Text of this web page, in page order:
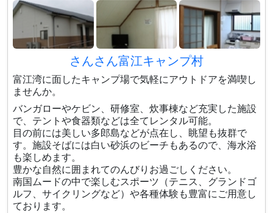
さんさん富江キャンプ村
富江湾に面したキャンプ場で気軽にアウトドアを満喫し
ませんか。
バンガローやケビン、研修室、炊事棟など充実した施設
で、テントや食器類などは全てレンタル可能。
目の前には美しい多郎島などが点在し、眺望も抜群で
す。施設そばには白い砂浜のビーチもあるので、海水浴
も楽しめます。
豊かな自然に囲まれてのんびりお過ごしください。
南国ムードの中で楽しむスポーツ（テニス、グランドゴ
ルフ、サイクリングなど）や各種体験も豊富にご用意し
ております。